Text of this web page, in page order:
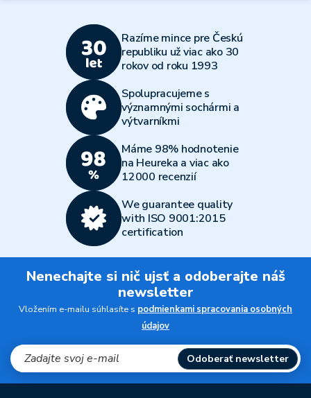
Razíme mince pre Českú
republiku už viac ako 30
rokov od roku 1993
Spolupracujeme s
významnými sochármi a
výtvarníkmi
Máme 98% hodnotenie
na Heureka a viac ako
12000 recenzií
We guarantee quality
with ISO 9001:2015
certification
Nenechajte si nič ujsť a odoberajte náš
newsletter
Vložením e-mailu súhlasíte s podmienkami spracovania osobných
údajov
Odoberať newsletter